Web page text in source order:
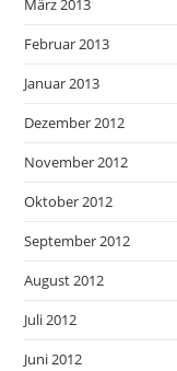
März 2013
Februar 2013
Januar 2013
Dezember 2012
November 2012
Oktober 2012
September 2012
August 2012
Juli 2012
Juni 2012